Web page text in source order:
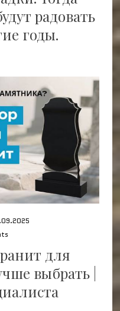
радовать
годы.
для
выбрать |